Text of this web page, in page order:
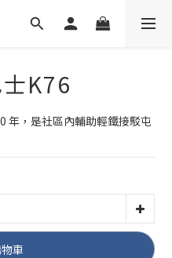
K76
年，是社區內輔助輕鐵接駁屯
車